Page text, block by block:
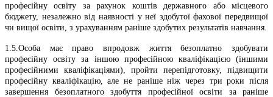
професійну освіту за рахунок коштів державного або місцевого
бюджету, незалежно від наявності у неї здобутої фахової передвищої
чи вищої освіти, з урахуванням раніше здобутих результатів навчання.
1.5.Особа має право впродовж життя безоплатно здобувати
професійну освіту за іншою професійною кваліфікацією (іншими
професійними кваліфікаціями), пройти перепідготовку, підвищити
професійну кваліфікацію, але не раніше ніж через три роки після
завершення безоплатного здобуття професійної освіти за раніше